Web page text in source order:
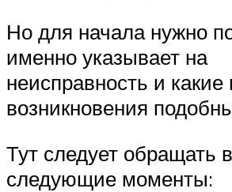
Но для начала нужно
именно указывает на
неисправность и
возникновения
Тут следует обращать
следующие моменты: